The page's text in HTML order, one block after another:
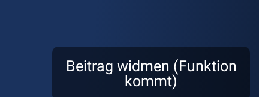
Beitrag widmen (Funktion
kommt)